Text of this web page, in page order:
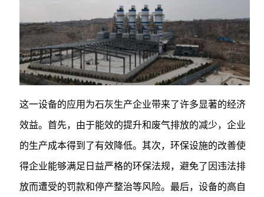
这一设备的应用为石灰生产企业带来了许多显著的经济
效益。首先，由于能效的提升和废气排放的减少，企业
的生产成本得到了有效降低。其次，环保设施的改善使
得企业能够满足日益严格的环保法规，避免了因违法排
放而遭受的罚款和停产整治等风险。最后，设备的高自